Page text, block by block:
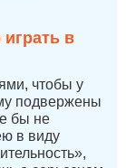
в
чтобы у
подвержены
бы не
в виду